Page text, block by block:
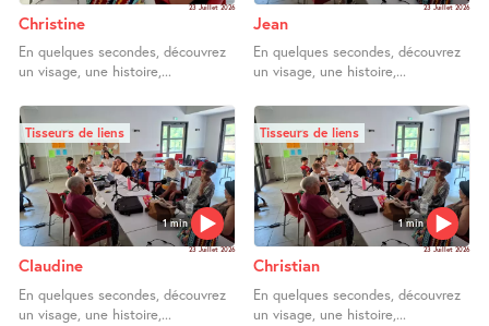
23 Juillet 2026
Christine
En quelques secondes, découvrez
un visage, une histoire,...
23 Juillet 2026
Jean
En quelques secondes, découvrez
un visage, une histoire,...
1 min
Tisseurs de liens
23 Juillet 2026
Claudine
En quelques secondes, découvrez
un visage, une histoire,...
1 min
Tisseurs de liens
23 Juillet 2026
Christian
En quelques secondes, découvrez
un visage, une histoire,...